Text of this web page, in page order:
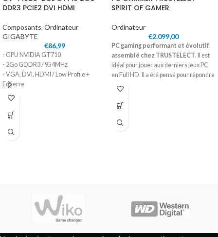
DDR3 PCIE2 DVI HDMI
Composants, Ordinateur
GIGABYTE
€86,99
- GPU NVIDIA GT710
- 2Go GDDR3 / 954MHz
- VGA, DVI, HDMI / Low Profile +
Equerre
SPIRIT OF GAMER
Ordinateur
€2.099,00
PC gaming performant et évolutif,
assemblé chez TRUSTELECT. Il est
idéal pour jouer aux derniers jeux PC
en Full HD. Il a été pensé pour répondre
aux besoins des gamers souhaitant
niveau de détail élevé.